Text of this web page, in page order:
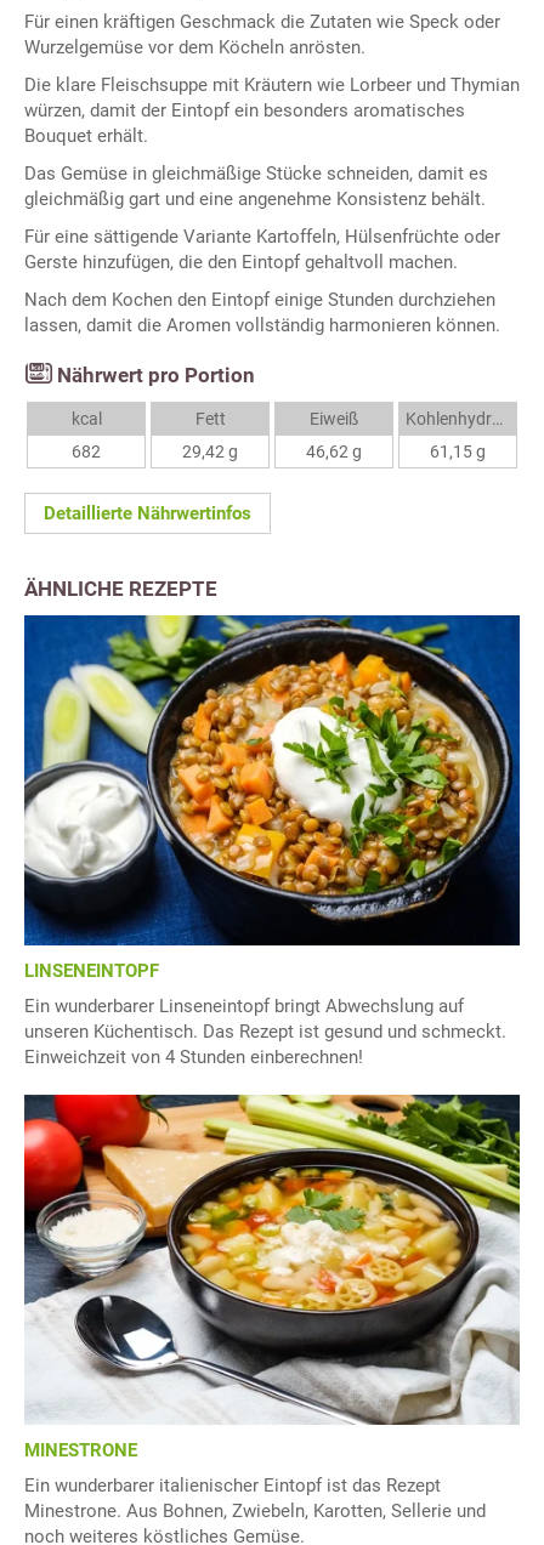
Für einen kräftigen Geschmack die Zutaten wie Speck oder
Wurzelgemüse vor dem Köcheln anrösten.
Die klare Fleischsuppe mit Kräutern wie Lorbeer und Thymian
würzen, damit der Eintopf ein besonders aromatisches
Bouquet erhält.
Das Gemüse in gleichmäßige Stücke schneiden, damit es
gleichmäßig gart und eine angenehme Konsistenz behält.
Für eine sättigende Variante Kartoffeln, Hülsenfrüchte oder
Gerste hinzufügen, die den Eintopf gehaltvoll machen.
Nach dem Kochen den Eintopf einige Stunden durchziehen
lassen, damit die Aromen vollständig harmonieren können.
Nährwert pro Portion
kcal
682
Fett
29,42 g
Eiweiß
46,62 g
Kohlenhydrate
61,15 g
Detaillierte Nährwertinfos
ÄHNLICHE REZEPTE
LINSENEINTOPF
Ein wunderbarer Linseneintopf bringt Abwechslung auf
unseren Küchentisch. Das Rezept ist gesund und schmeckt.
Einweichzeit von 4 Stunden einberechnen!
MINESTRONE
Ein wunderbarer italienischer Eintopf ist das Rezept
Minestrone. Aus Bohnen, Zwiebeln, Karotten, Sellerie und
noch weiteres köstliches Gemüse.